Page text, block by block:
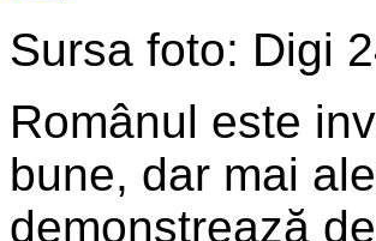
Sursa foto: Digi
Românul este
bune, dar mai
demonstrează